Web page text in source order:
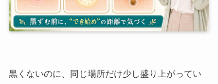
黒くないのに、同じ場所だけ少し盛り上がってい